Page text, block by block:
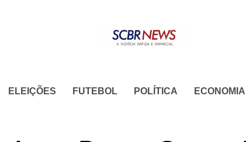
ELEIÇÕES FUTEBOL POLÍTICA ECONOMIA